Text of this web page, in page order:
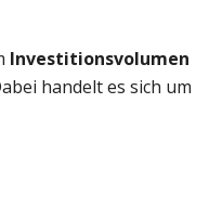
Investitionsvolumen
handelt es sich um